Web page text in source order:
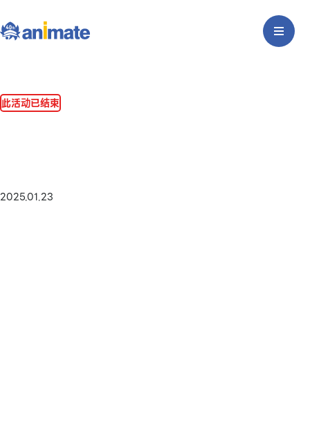
此活动已结束
2025.01.23